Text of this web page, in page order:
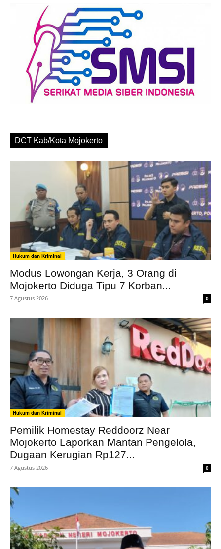
DCT Kab/Kota Mojokerto
Hukum dan Kriminal
Modus Lowongan Kerja, 3 Orang di
Mojokerto Diduga Tipu 7 Korban...
7 Agustus 2026 0
Hukum dan Kriminal
Pemilik Homestay Reddoorz Near
Mojokerto Laporkan Mantan Pengelola,
Dugaan Kerugian Rp127...
7 Agustus 2026 0